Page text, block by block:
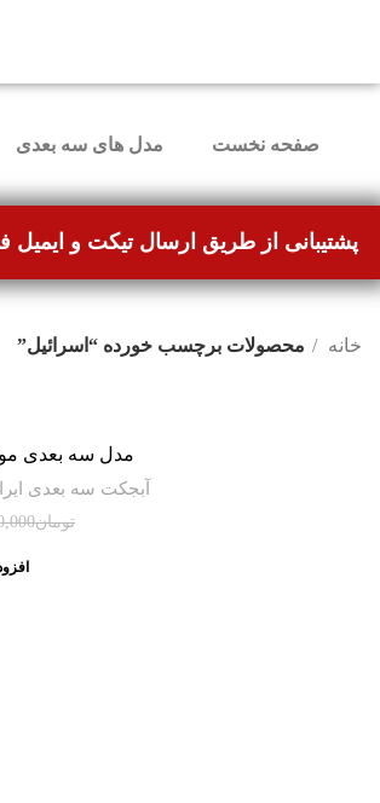
صفحه نخست مدل های سه بعدی
پشتیبانی از طریق ارسال تیکت و ایمیل
خانه محصولات برچسب خورده “اسرائیل”
مدل سه بعدی
آبجکت سه بعدی
تومان